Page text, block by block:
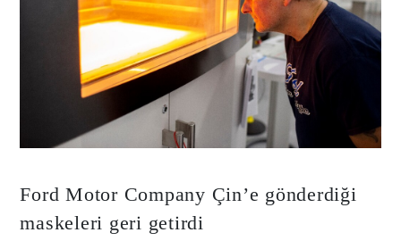
Ford Motor Company Çin’e gönderdiği
maskeleri geri getirdi